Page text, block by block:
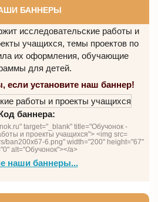
БАННЕРЫ
исследовательские работы и
учащихся, темы проектов по
их оформления, обучающие
для детей.
если установите наш баннер!
баннера:
target="_blank" title="Обучонок -
и проекты учащихся"> <img src=
ban200x67-6.png" width="200" height="67"
alt="Обучонок"></a>
наши баннеры...